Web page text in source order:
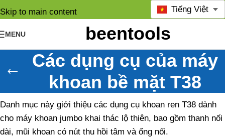
Skip to main content
MENU
Tiếng Việt
Các dụng cụ của máy
khoan bề mặt T38
Danh mục này giới thiệu các dụng cụ khoan ren T38 dành
cho máy khoan jumbo khai thác lộ thiên, bao gồm thanh nối
dài, mũi khoan có nút thu hồi tâm và ống nối.